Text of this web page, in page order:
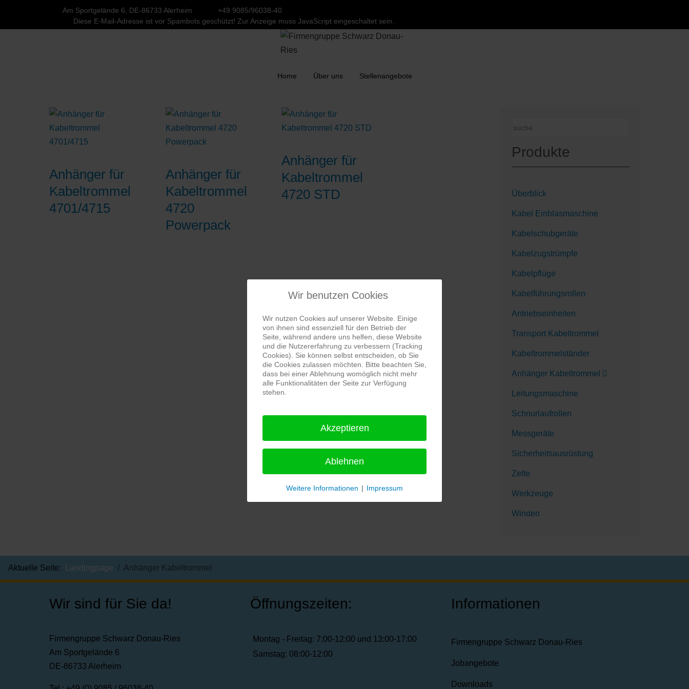
Am Sportgelände 6, DE-86733 Alerheim
+49 9085/96038-40
Diese E-Mail-Adresse ist vor Spambots geschützt! Zur Anzeige muss JavaScript eingeschaltet sein.
Home Über uns Stellenangebote
Anhänger für
Kabeltrommel
4701/4715
Anhänger für
Kabeltrommel
4720
Powerpack
Anhänger für
Kabeltrommel
4720 STD
Produkte
Überblick
Kabel Einblasmaschine
Kabelschubgeräte
Kabelzugstrümpfe
Kabelpflüge
Kabelführungsrollen
Antriebseinheiten
Transport Kabeltrommel
Kabeltrommelständer
Anhänger Kabeltrommel
Leitungsmaschine
Schnurlaufrollen
Messgeräte
Sicherheitsausrüstung
Zelte
Werkzeuge
Winden
Aktuelle Seite: Landingpage Anhänger Kabeltrommel
Wir sind für Sie da!
Firmengruppe Schwarz Donau-Ries
Am Sportgelände 6
DE-86733 Alerheim
Öffnungszeiten:
Montag - Freitag: 7:00-12:00 und 13:00-17:00
Samstag: 08:00-12:00
Informationen
Firmengruppe Schwarz Donau-Ries
Jobangebote
Downloads
Wir benutzen Cookies
Wir nutzen Cookies auf unserer Website. Einige
von ihnen sind essenziell für den Betrieb der
Seite, während andere uns helfen, diese Website
und die Nutzererfahrung zu verbessern (Tracking
Cookies). Sie können selbst entscheiden, ob Sie
die Cookies zulassen möchten. Bitte beachten Sie,
dass bei einer Ablehnung womöglich nicht mehr
alle Funktionalitäten der Seite zur Verfügung
stehen.
Akzeptieren
Ablehnen
Weitere Informationen | Impressum